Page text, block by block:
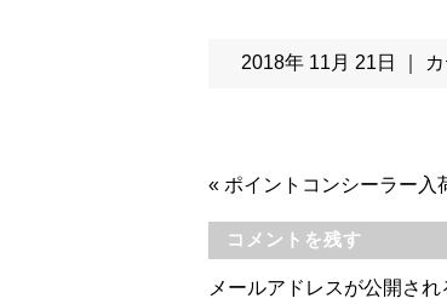
2018年 11月 21日 ｜ カ
« ポイントコンシーラー入
コメントを残す
メールアドレスが公開され